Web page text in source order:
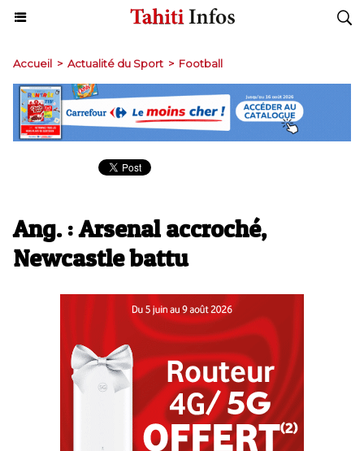
Accueil > Actualité du Sport > Football
Ang. : Arsenal accroché,
Newcastle battu